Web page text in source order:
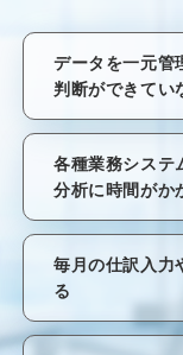
データを一元管
判断ができてい
各種業務システ
分析に時間がか
毎月の仕訳入力
る